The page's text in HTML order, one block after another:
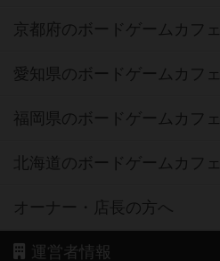
京都府のボードゲームカフェ
愛知県のボードゲームカフェ
福岡県のボードゲームカフェ
北海道のボードゲームカフェ
オーナー・店長の方へ
運営者情報